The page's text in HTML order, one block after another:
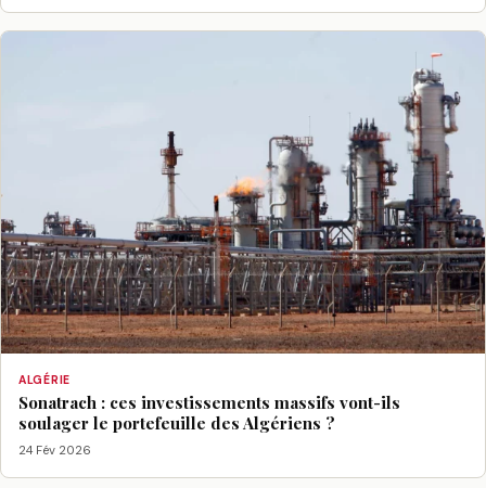
ALGÉRIE
Sonatrach : ces investissements massifs vont-ils
soulager le portefeuille des Algériens ?
24 Fév 2026